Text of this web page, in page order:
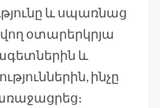
և սպառնաց
օտարերկրյա
և
ինչը